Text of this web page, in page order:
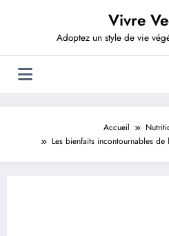
Vivre
Adoptez un style de vie
Accueil
Les bienfaits incontournables